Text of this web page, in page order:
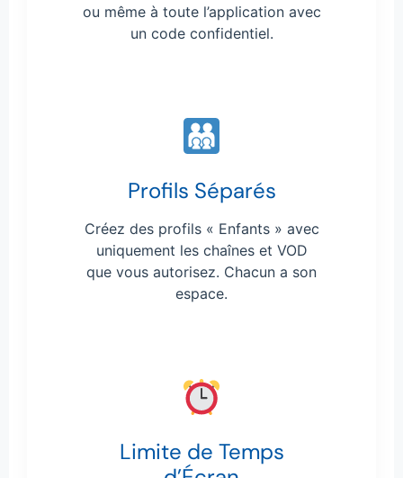
ou même à toute l’application avec
un code confidentiel.
Profils Séparés
Créez des profils « Enfants » avec
uniquement les chaînes et VOD
que vous autorisez. Chacun a son
espace.
Limite de Temps